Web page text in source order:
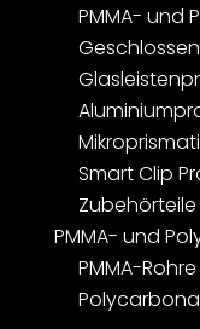
PMMA- und
Smart Clip
PMMA- und
PMMA-Rohre